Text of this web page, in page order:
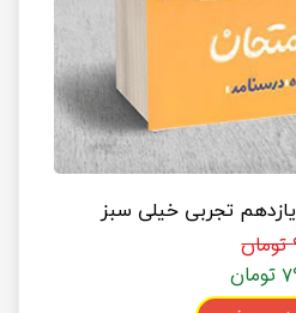
تجربی خیلی سبز